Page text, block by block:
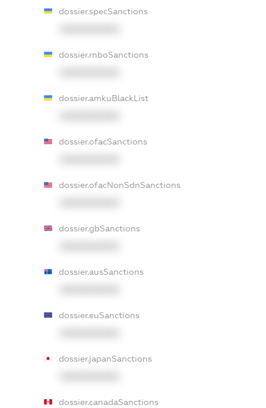
dossier.specSanctions
dossier.rnboSanctions
dossier.amkuBlackList
dossier.ofacSanctions
dossier.ofacNonSdnSanctions
dossier.gbSanctions
dossier.ausSanctions
dossier.euSanctions
dossier.japanSanctions
dossier.canadaSanctions